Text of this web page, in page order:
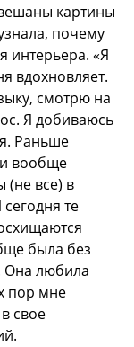
картины
почему
интерьера. «Я
вдохновляет.
смотрю на
Я добиваюсь
Раньше
и вообще
все) в
те
была без
Она любила
пор мне
свое